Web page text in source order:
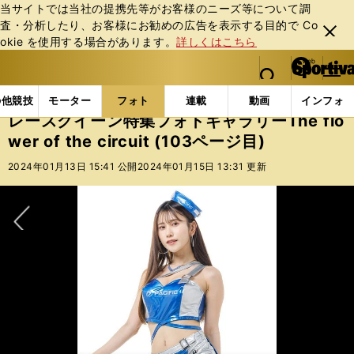
当サイトでは当社の提携先等がお客様のニーズ等について調
査・分析したり、お客様にお勧めの広告を表⽰する⽬的で Co
okie を使⽤する場合があります。詳しくはこちら
閉じ
る
web Sportiva (webスポルティーバ)
検索
マイペ
ー
ジ
メニュ
競技 モーター フォト 連載 動画 インフォ
b
ス
ポ
ル
バ
フォトギャラリー レースクイーン特集フォトギャラ
レースクイーン特集フォトギャラリーThe flo
wer of the circuit (103ページ目)
2024年01月13日 15:41 公開 2024年01月15日 13:31 更新